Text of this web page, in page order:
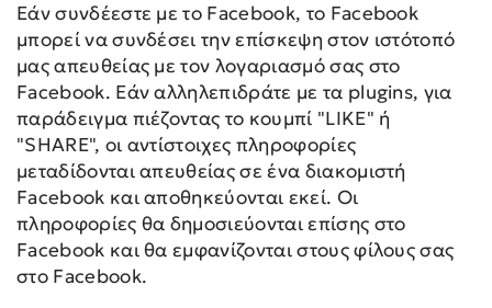
Εάν συνδέεστε με το Facebook, το Facebook
μπορεί να συνδέσει την επίσκεψη στον ιστότοπό
μας απευθείας με τον λογαριασμό σας στο
Facebook. Εάν αλληλεπιδράτε με τα plugins, για
παράδειγμα πιέζοντας το κουμπί "LIKE" ή
"SHARE", οι αντίστοιχες πληροφορίες
μεταδίδονται απευθείας σε ένα διακομιστή
Facebook και αποθηκεύονται εκεί. Οι
πληροφορίες θα δημοσιεύονται επίσης στο
Facebook και θα εμφανίζονται στους φίλους σας
στο Facebook.